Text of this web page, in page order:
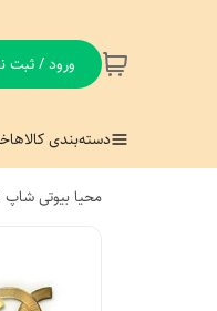
ورود / ثبت
دسته‌بندی کالاها
محیا بیوتی شاپ